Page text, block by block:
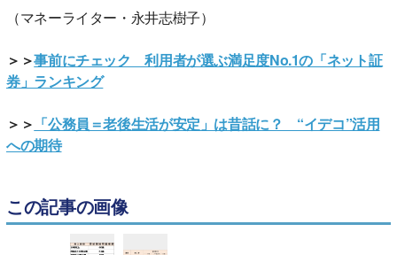
（マネーライター・永井志樹子）
＞＞事前にチェック 利用者が選ぶ満足度No.1の「ネット証
券」ランキング
＞＞ 「公務員＝老後生活が安定」は昔話に？ “イデコ”活用
への期待
この記事の画像